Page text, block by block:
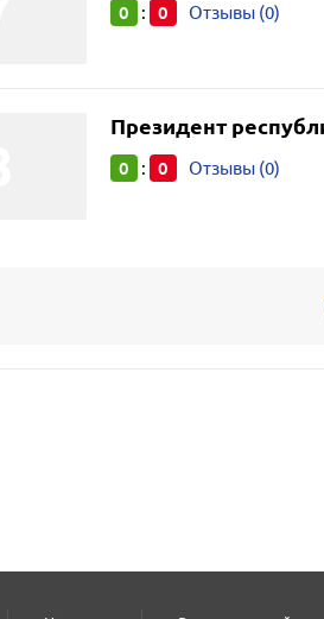
0 : 0 Отзывы (0)
Президент
0 : 0 Отзывы (0)